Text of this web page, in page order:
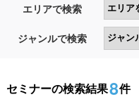
研修・ツアーに参加
エリアで検索
ジャンルで検索
セミナーの検索結果8件